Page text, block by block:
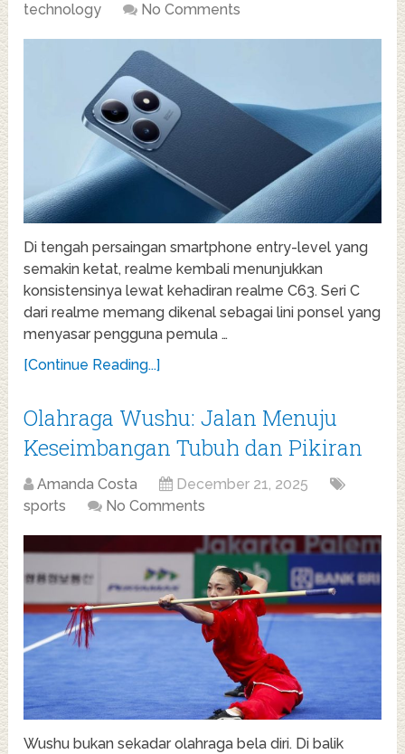
technology
No Comments
Di tengah persaingan smartphone entry-level yang
semakin ketat, realme kembali menunjukkan
konsistensinya lewat kehadiran realme C63. Seri C
dari realme memang dikenal sebagai lini ponsel yang
menyasar pengguna pemula …
[Continue Reading...]
Olahraga Wushu: Jalan Menuju
Keseimbangan Tubuh dan Pikiran
Amanda Costa
December 21, 2025
sports
No Comments
Wushu bukan sekadar olahraga bela diri. Di balik